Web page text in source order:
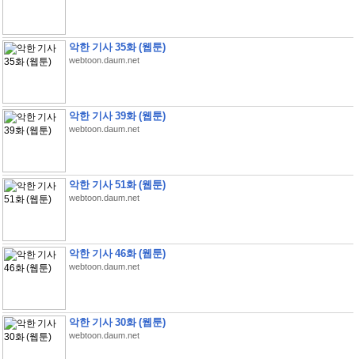
악한 기사 35화 (웹툰)
webtoon.daum.net
악한 기사 39화 (웹툰)
webtoon.daum.net
악한 기사 51화 (웹툰)
webtoon.daum.net
악한 기사 46화 (웹툰)
webtoon.daum.net
악한 기사 30화 (웹툰)
webtoon.daum.net